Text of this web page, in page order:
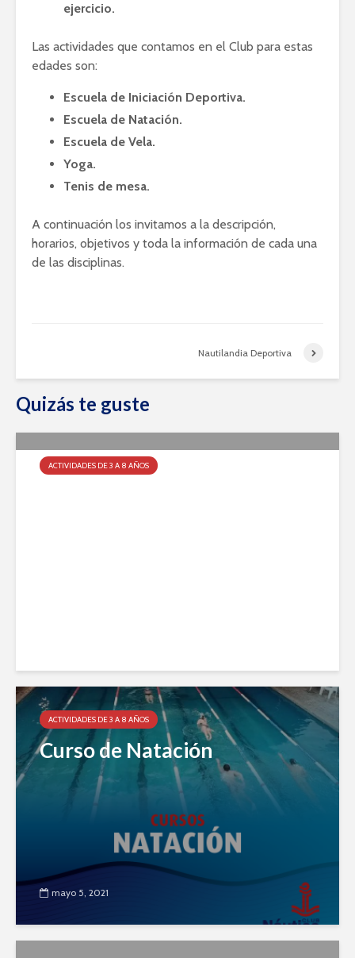
ejercicio.
Las actividades que contamos en el Club para estas
edades son:
Escuela de Iniciación Deportiva.
Escuela de Natación.
Escuela de Vela.
Yoga.
Tenis de mesa.
A continuación los invitamos a la descripción,
horarios, objetivos y toda la información de cada una
de las disciplinas.
Nautilandia Deportiva
Quizás te guste
ACTIVIDADES DE 3 A 8 AÑOS
ACTIVIDADES DE 3 A 8 AÑOS
Curso de Natación
mayo 5, 2021